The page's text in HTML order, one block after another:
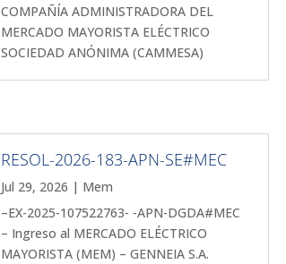
COMPAÑÍA ADMINISTRADORA DEL
MERCADO MAYORISTA ELÉCTRICO
SOCIEDAD ANÓNIMA (CAMMESA)
RESOL-2026-183-APN-SE#MEC
Jul 29, 2026 | Mem
–EX-2025-107522763- -APN-DGDA#MEC
– Ingreso al MERCADO ELÉCTRICO
MAYORISTA (MEM) – GENNEIA S.A.